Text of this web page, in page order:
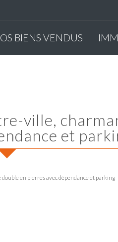
NOS BIENS VENDUS
et
en pierres avec dépendance et parking